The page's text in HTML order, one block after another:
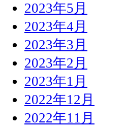
2023年5月
2023年4月
2023年3月
2023年2月
2023年1月
2022年12月
2022年11月